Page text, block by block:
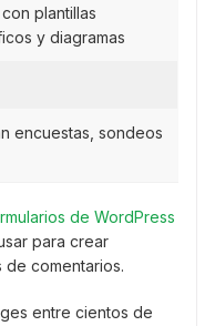
plantillas
y diagramas
encuestas, sondeos
de WordPress
para crear
comentarios.
entre cientos de